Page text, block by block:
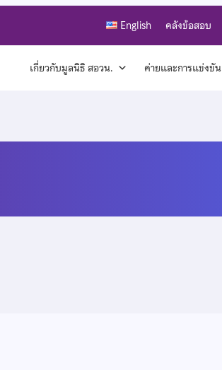
English คลังข้อสอบ
เกี่ยวกับมูลนิธิ สอวน. ค่ายและการแข่งขัน